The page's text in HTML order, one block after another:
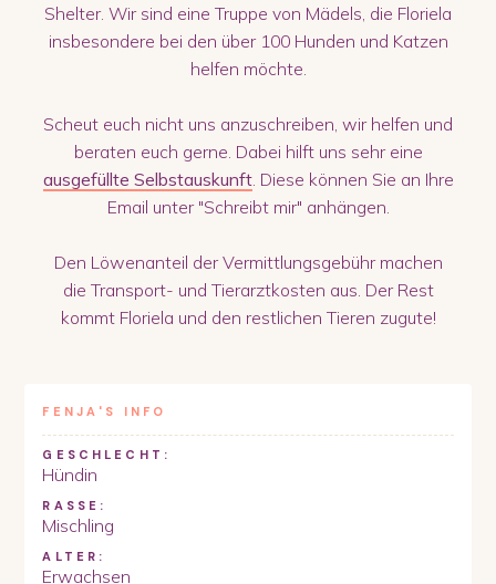
Shelter. Wir sind eine Truppe von Mädels, die Floriela
insbesondere bei den über 100 Hunden und Katzen
helfen möchte.
Scheut euch nicht uns anzuschreiben, wir helfen und
beraten euch gerne. Dabei hilft uns sehr eine
ausgefüllte Selbstauskunft. Diese können Sie an Ihre
Email unter "Schreibt mir" anhängen.
Den Löwenanteil der Vermittlungsgebühr machen
die Transport- und Tierarztkosten aus. Der Rest
kommt Floriela und den restlichen Tieren zugute!
FENJA 'S INFO
GESCHLECHT:
Hündin
RASSE:
Mischling
ALTER:
Erwachsen